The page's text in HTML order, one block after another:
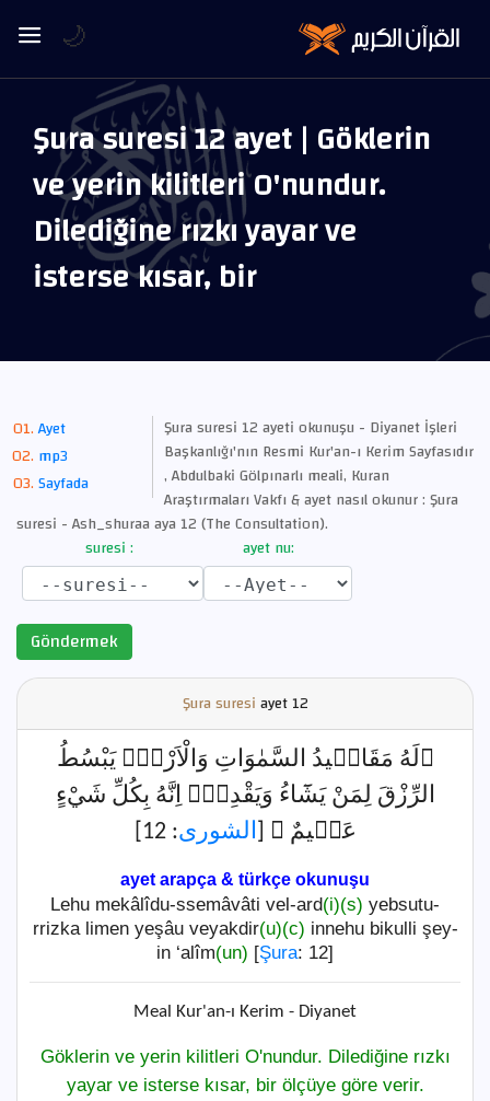
Şura suresi 12 ayet | Göklerin
ve yerin kilitleri O'nundur.
Dilediğine rızkı yayar ve
isterse kısar, bir
Ayet
mp3
Sayfada
Şura suresi 12 ayeti okunuşu - Diyanet İşleri
Başkanlığı'nın Resmi Kur'an-ı Kerim Sayfasıdır
, Abdulbaki Gölpınarlı meali, Kuran
Araştırmaları Vakfı & ayet nasıl okunur : Şura
suresi - Ash_shuraa aya 12 (The Consultation).
suresi :
ayet nu:
Göndermek
Şura suresiayet12
﴿لَهُ مَقَال۪يدُ السَّمٰوَاتِ وَالْاَرْضِۚ يَبْسُطُ
الرِّزْقَ لِمَنْ يَشَٓاءُ وَيَقْدِرُۜ اِنَّهُ بِكُلِّ شَيْءٍ
عَل۪يمٌ ﴾ [ الشورى: 12]
ayet arapça & türkçe okunuşu
Lehu mekâlîdu-ssemâvâti vel-ard(i)(s) yebsutu-
rrizka limen yeşâu veyakdir(u)(c) innehu bikulli şey-
in ‘alîm(un) [Şura: 12]
Meal Kur'an-ı Kerim - Diyanet
Göklerin ve yerin kilitleri O'nundur. Dilediğine rızkı
yayar ve isterse kısar, bir ölçüye göre verir.
🌙